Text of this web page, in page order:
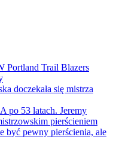
Portland Trail Blazers
doczekała się mistrza
po 53 latach. Jeremy
pierścieniem
być pewny pierścienia, ale